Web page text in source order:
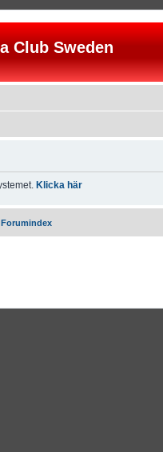
Club Sweden
Klicka här
Forumindex